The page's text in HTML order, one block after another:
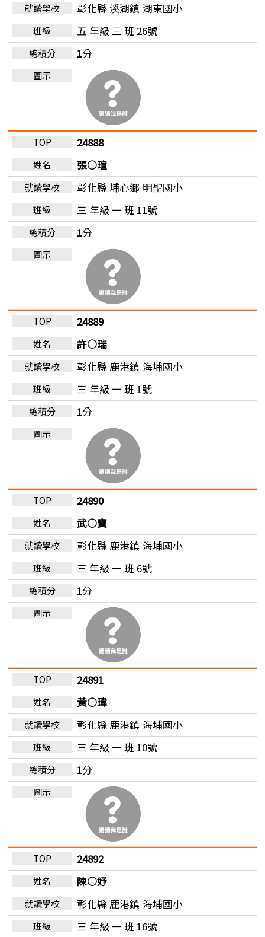
彰化縣 溪湖鎮 湖東國小
五 年級 三 班 26號
1分
24888
張○瑄
彰化縣 埔心鄉 明聖國小
三 年級 一 班 11號
1分
24889
許○瑞
彰化縣 鹿港鎮 海埔國小
三 年級 一 班 1號
1分
24890
武○寶
彰化縣 鹿港鎮 海埔國小
三 年級 一 班 6號
1分
24891
黃○瑋
彰化縣 鹿港鎮 海埔國小
三 年級 一 班 10號
1分
24892
陳○妤
彰化縣 鹿港鎮 海埔國小
三 年級 一 班 16號